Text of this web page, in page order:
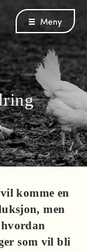
komme en
men
som vil bli
Meny